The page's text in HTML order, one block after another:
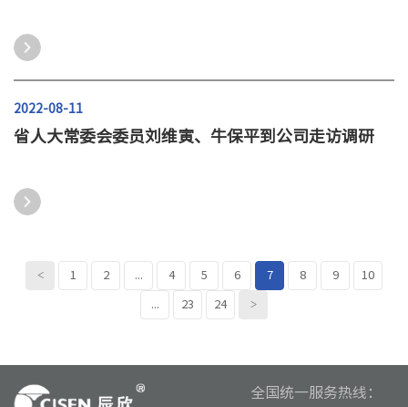
2022-08-11
省人大常委会委员刘维寅、牛保平到公司走访调研
< 1 2 4 5 6 7 8 9 10
23 24 >
全国统一服务热线：